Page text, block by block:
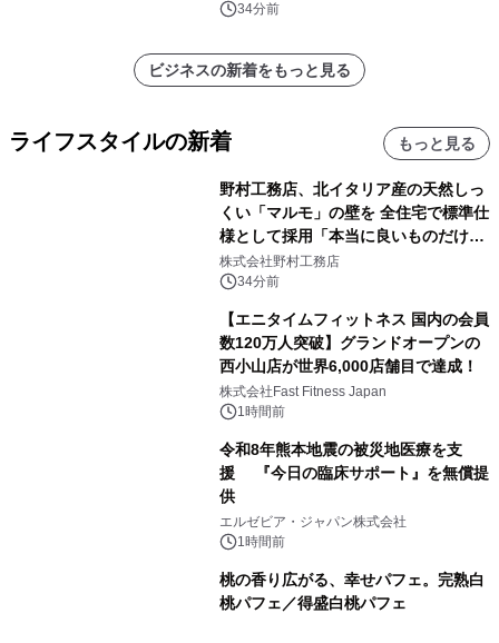
34分前
ビジネスの新着をもっと見る
ライフスタイルの新着 もっと見る
野村工務店、北イタリア産の天然しっ
くい「マルモ」の壁を 全住宅で標準仕
様として採用「本当に良いものだけに
こだわる」
株式会社野村工務店
34分前
【エニタイムフィットネス 国内の会員
数120万人突破】グランドオープンの
西小山店が世界6,000店舗目で達成！
株式会社Fast Fitness Japan
1時間前
令和8年熊本地震の被災地医療を支
援 『今日の臨床サポート』を無償提
供
エルゼビア・ジャパン株式会社
1時間前
桃の香り広がる、幸せパフェ。完熟白
桃パフェ／得盛白桃パフェ